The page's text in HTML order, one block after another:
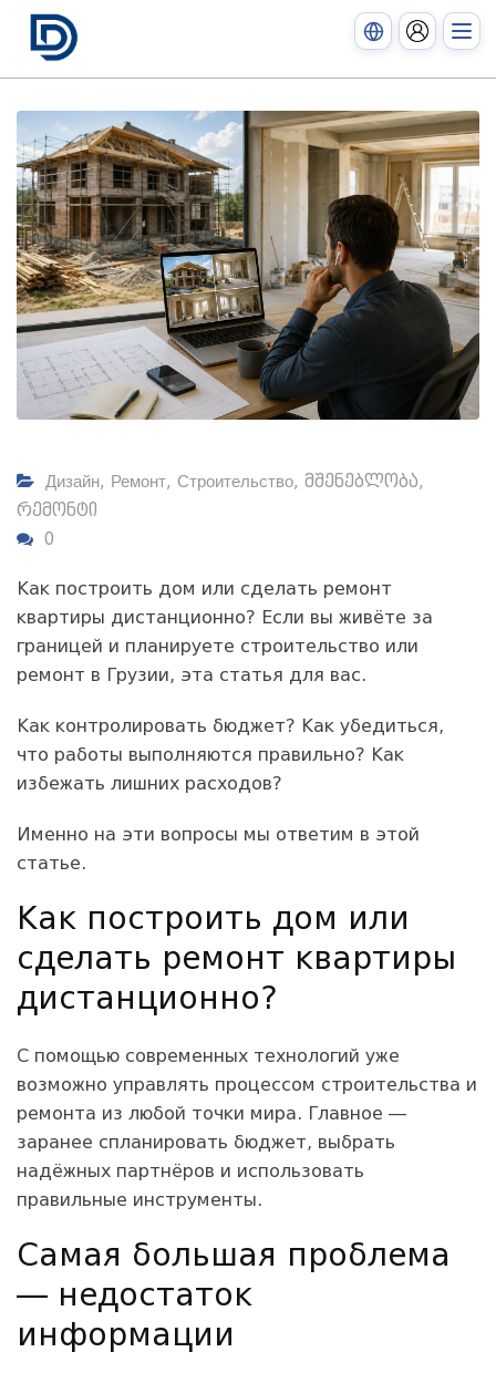
Дизайн, Ремонт, Строительство, მშენებლობა,
რემონტი
0
Как построить дом или сделать ремонт
квартиры дистанционно? Если вы живёте за
границей и планируете строительство или
ремонт в Грузии, эта статья для вас.
Как контролировать бюджет? Как убедиться,
что работы выполняются правильно? Как
избежать лишних расходов?
Именно на эти вопросы мы ответим в этой
статье.
Как построить дом или
сделать ремонт квартиры
дистанционно?
С помощью современных технологий уже
возможно управлять процессом строительства и
ремонта из любой точки мира. Главное —
заранее спланировать бюджет, выбрать
надёжных партнёров и использовать
правильные инструменты.
Самая большая проблема
— недостаток
информации